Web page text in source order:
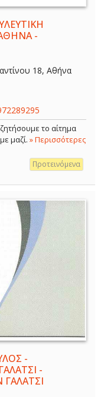
-
18, Αθήνα
το αίτημα
μαζί. » Περισσότερες
Προτεινόμενα
-
-